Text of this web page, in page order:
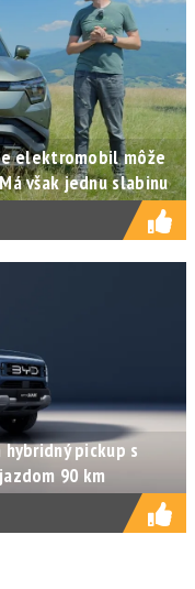
elektromobil môže
však jednu slabinu
hybridný pickup s
90 km